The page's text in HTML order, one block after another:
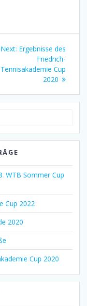
Next: Next
Ergebnisse des
Friedrich-
Tennisakademie Cup
2020
WTB Sommer Cup
Cup 2022
2020
Cup 2020